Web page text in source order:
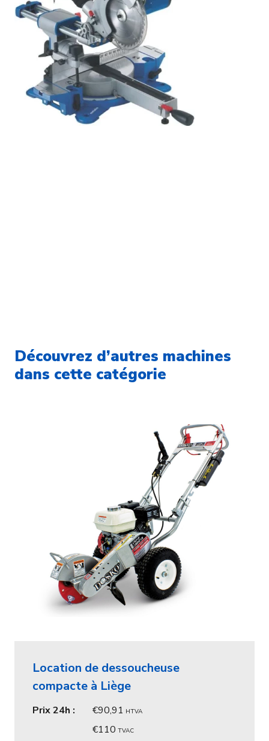
Découvrez d’autres machines
dans cette catégorie
Location de dessoucheuse
compacte à Liège
Prix 24h : 90,91 HTVA
110 TVAC